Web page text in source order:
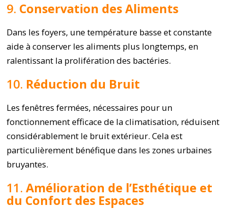
9. Conservation des Aliments
Dans les foyers, une température basse et constante
aide à conserver les aliments plus longtemps, en
ralentissant la prolifération des bactéries.
10. Réduction du Bruit
Les fenêtres fermées, nécessaires pour un
fonctionnement efficace de la climatisation, réduisent
considérablement le bruit extérieur. Cela est
particulièrement bénéfique dans les zones urbaines
bruyantes.
11.Amélioration de l’Esthétique et
du Confort des Espaces